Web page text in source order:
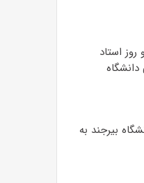
استاد
بیرجند به